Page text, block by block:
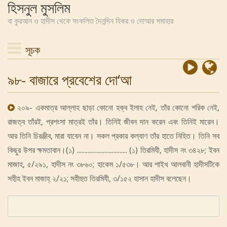
হিসনুল মুসলিম
বা কুরআন ও হাদীস থেকে সংকলিত দৈনন্দিন যিকর ও দোআর সমাহার
সূচক
৯৮- বাজারে প্রবেশের দো‘আ
২০৯- একমাত্র আল্লাহ ছাড়া কোনো হক্ব ইলাহ নেই, তাঁর কোনো শরিক নেই,
রাজত্ব তাঁরই, প্রশংসা মাত্রই তাঁর। তিনিই জীবন দান করেন এবং তিনিই মারেন।
আর তিনি চিরঞ্জীব, মারা যাবেন না। সকল প্রকার কল্যাণ তাঁর হাতে নিহিত। তিনি সব
কিছুর উপর ক্ষমতাবান।(১) ................................. (১) তিরমিযী, হাদীস নং ৩৪২৮; ইবন
মাজাহ, ৫/২৯১, হাদীস নং ৩৮৬০; হাকেম ১/৫৩৮। আর শাইখ আলবানী হাদীসটিকে
সহীহ ইবন মাজাহ্‌ ২/২১; সহীহুত তিরমিযী, ৩/১৫২ হাসান হাদীস বলেছেন।